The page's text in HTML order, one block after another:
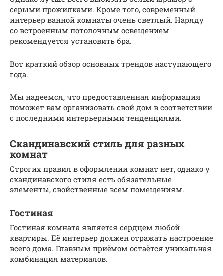
серыми прожилками. Кроме того, современный
интерьер ванной комнаты очень светлый. Наряду
со встроенным потолочным освещением
рекомендуется установить бра.
Вот краткий обзор основных трендов наступающего
года.
Мы надеемся, что предоставленная информация
поможет вам организовать свой дом в соответствии
с последними интерьерными тенденциями.
Скандинавский стиль для разных
комнат
Строгих правил в оформлении комнат нет, однако у
скандинавского стиля есть обязательные
элементы, свойственные всем помещениям.
Гостиная
Гостиная комната является сердцем любой
квартиры. Её интерьер должен отражать настроение
всего дома. Главным приёмом остаётся уникальная
комбинация материалов.